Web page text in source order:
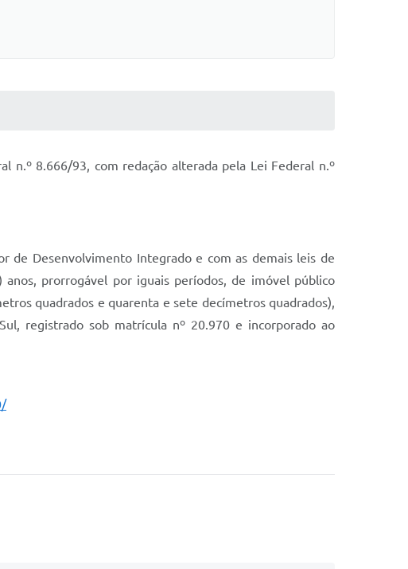
n.º 8.666/93, com redação alterada pela Lei Federal n.º
de Desenvolvimento Integrado e com as demais leis de
prorrogável por iguais períodos, de imóvel público
quadrados e quarenta e sete decímetros quadrados),
registrado sob matrícula nº 20.970 e incorporado ao